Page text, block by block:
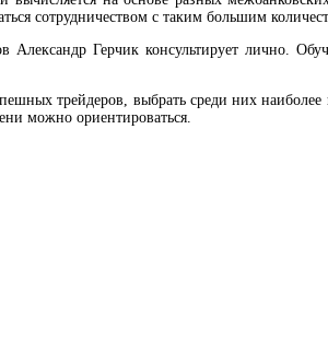
сотрудничеством с таким большим
Герчик консультирует лично.
трейдеров, выбрать среди них наиболее
можно ориентироваться.